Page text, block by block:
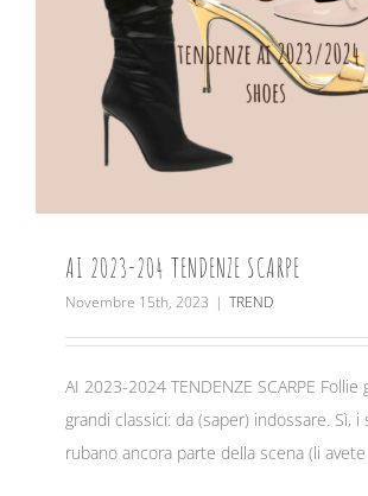
AI 2023-204 TENDENZE SCARPE
Novembre 15th, 2023 | TREND
AI 2023-2024 TENDENZE SCARPE Follie
grandi classici: da (saper) indossare. Sì, i
rubano ancora parte della scena (li avete